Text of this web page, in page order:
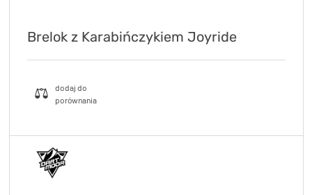
Brelok z Karabińczykiem Joyride